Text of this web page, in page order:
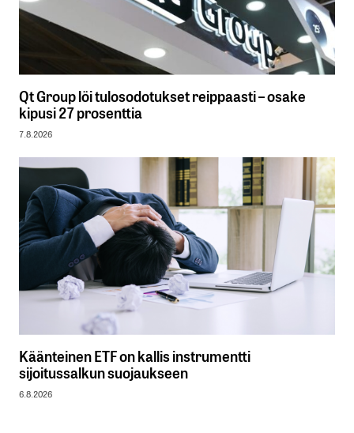
Qt Group löi tulosodotukset reippaasti – osake
kipusi 27 prosenttia
7.8.2026
Käänteinen ETF on kallis instrumentti
sijoitussalkun suojaukseen
6.8.2026